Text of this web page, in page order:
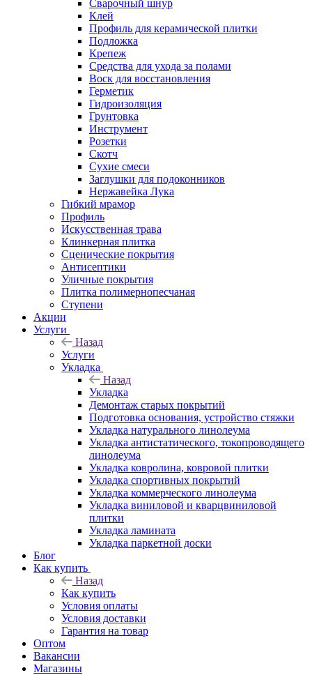
Сварочный шнур
Клей
Профиль для керамической плитки
Подложка
Крепеж
Средства для ухода за полами
Воск для восстановления
Герметик
Гидроизоляция
Грунтовка
Инструмент
Розетки
Скотч
Сухие смеси
Заглушки для подоконников
Нержавейка Лука
Гибкий мрамор
Профиль
Искусственная трава
Клинкерная плитка
Сценические покрытия
Антисептики
Уличные покрытия
Плитка полимернопесчаная
Ступени
Акции
Услуги
Назад
Услуги
Укладка
Назад
Укладка
Демонтаж старых покрытий
Подготовка основания, устройство стяжки
Укладка натурального линолеума
Укладка антистатического, токопроводящего
линолеума
Укладка ковролина, ковровой плитки
Укладка спортивных покрытий
Укладка коммерческого линолеума
Укладка виниловой и кварцвиниловой
плитки
Укладка ламината
Укладка паркетной доски
Блог
Как купить
Назад
Как купить
Условия оплаты
Условия доставки
Гарантия на товар
Оптом
Вакансии
Магазины